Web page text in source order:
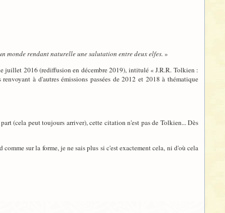
monde rendant naturelle une salutation entre deux elfes. »
juillet 2016 (rediffusion en décembre 2019), intitulé « J.R.R. Tolkien :
à d'autres émissions passées de 2012 et 2018 à thématique
(cela peut toujours arriver), cette citation n'est pas de Tolkien... Dès
sur la forme, je ne sais plus si c'est exactement cela, ni d'où cela